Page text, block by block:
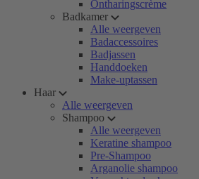
Ontharingscrème
Badkamer
Alle weergeven
Badaccessoires
Badjassen
Handdoeken
Make-uptassen
Haar
Alle weergeven
Shampoo
Alle weergeven
Keratine shampoo
Pre-Shampoo
Arganolie shampoo